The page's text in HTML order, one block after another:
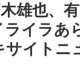
雄也、
ライラ
イトニ